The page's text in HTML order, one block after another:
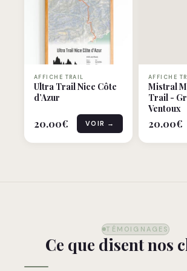
AFFICHE TRAIL
Ultra Trail Nice Côte
d’Azur
20.00€ VOIR →
AFFICHE
Mistral
Trail -
Ventoux
20.00€
TÉMOIGNAGES
Ce que disent nos